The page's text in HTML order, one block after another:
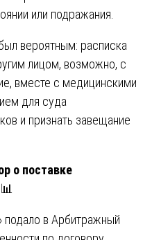
или подражания.
вероятным: расписка
лицом, возможно, с
вместе с медицинскими
для суда
и признать завещание
о поставке
📊
в Арбитражный